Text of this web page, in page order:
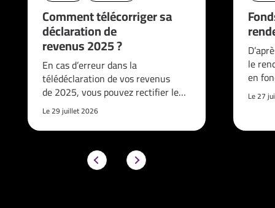
Comment télécorriger sa
déclaration de
revenus 2025 ?
En cas d’erreur dans la
télédéclaration de vos revenus
de 2025, vous pouvez rectifier le…
Le 29 juillet 2026
le
en
Le 27